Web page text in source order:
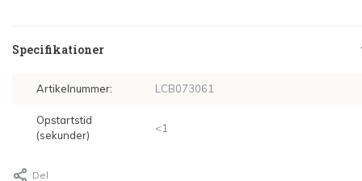
Specifikationer
Artikelnummer: LCB073061
Opstartstid
(sekunder)
<1
Del